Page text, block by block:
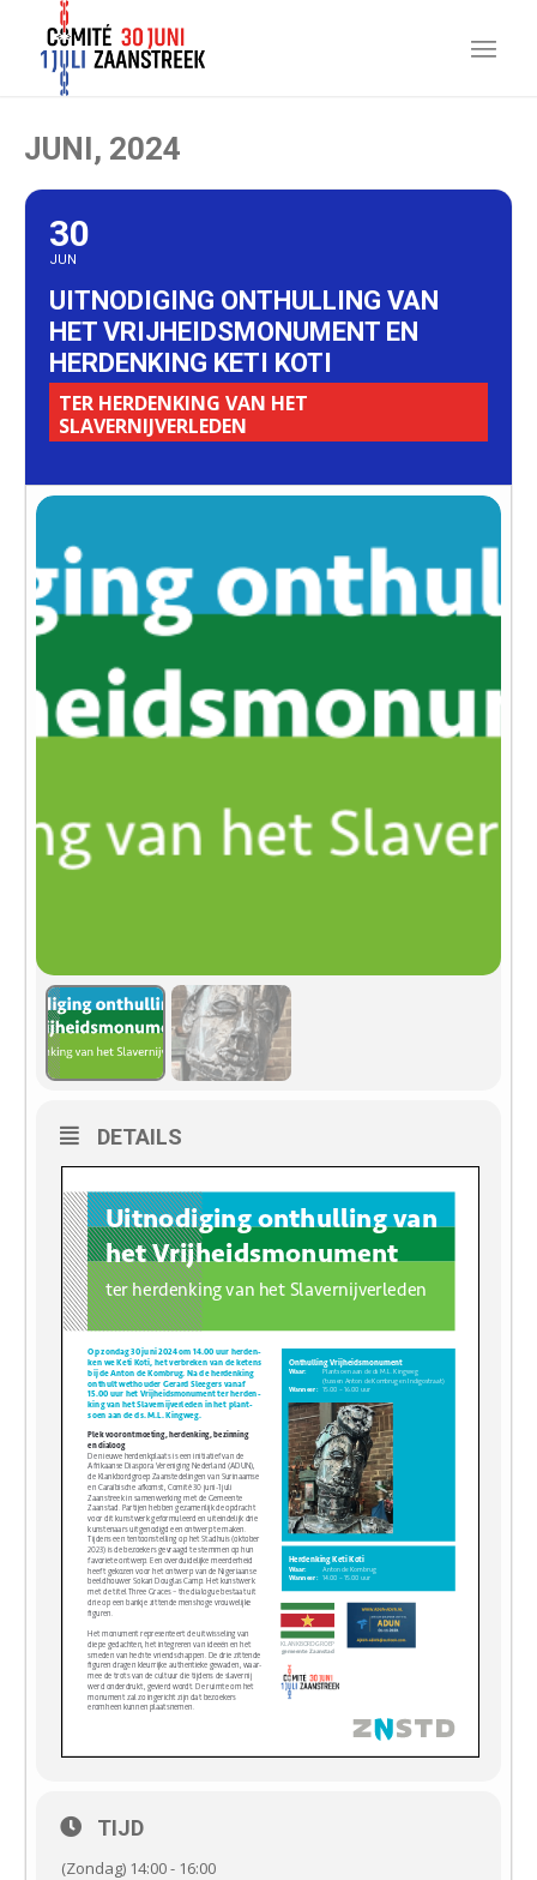
JUNI, 2024
30
JUN
UITNODIGING ONTHULLING VAN
HET VRIJHEIDSMONUMENT EN
HERDENKING KETI KOTI
TER HERDENKING VAN HET
SLAVERNIJVERLEDEN
DETAILS
TIJD
(Zondag) 14:00 - 16:00